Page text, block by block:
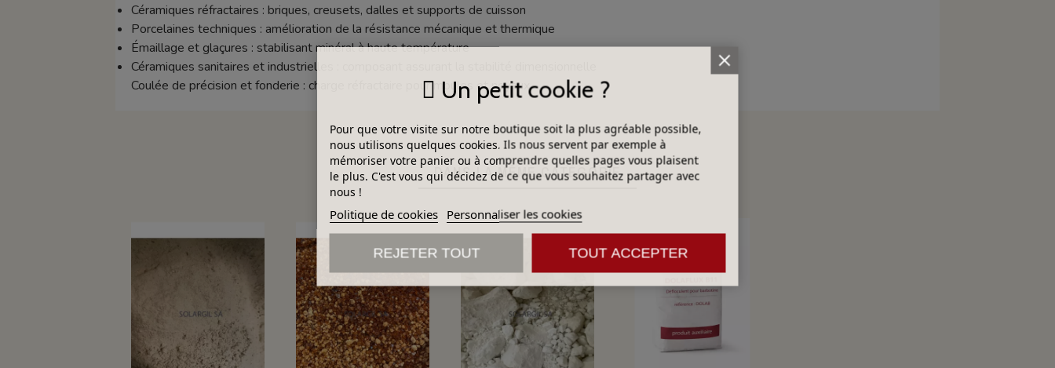
Céramiques réfractaires : briques, creusets, dalles et supports de cuisson
Porcelaines techniques : amélioration de la résistance mécanique et thermique
Émaillage et glaçures : stabilisant minéral à haute température
Céramiques sanitaires et industrielles : composant assurant la stabilité dimensionnelle
Coulée de précision et fonderie : charge réfractaire pour moules et noyaux
DANS LA MÊME CATÉGORIE
Un petit cookie ?
Pour que votre visite sur notre boutique soit la plus agréable possible,
nous utilisons quelques cookies. Ils nous servent par exemple à
mémoriser votre panier ou à comprendre quelles pages vous plaisent
le plus. C'est vous qui décidez de ce que vous souhaitez partager avec
nous !
Politique de cookies Personnaliser les cookies
REJETER TOUT TOUT ACCEPTER